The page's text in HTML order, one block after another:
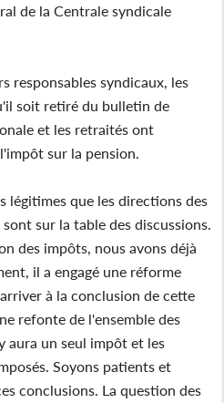
de la Centrale syndicale
responsables syndicaux, les
soit retiré du bulletin de
et les retraités ont
sur la pension.
légitimes que les directions des
sur la table des discussions.
des impôts, nous avons déjà
il a engagé une réforme
à la conclusion de cette
refonte de l'ensemble des
aura un seul impôt et les
Soyons patients et
conclusions. La question des